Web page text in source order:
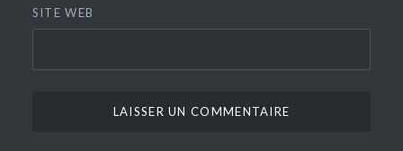
SITE WEB